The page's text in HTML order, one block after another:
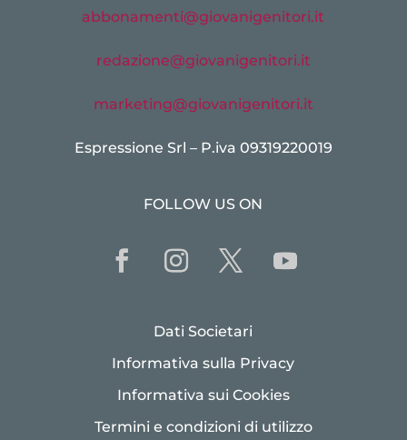
abbonamenti@giovanigenitori.it
redazione@giovanigenitori.it
marketing@giovanigenitori.it
Espressione Srl – P.iva 09319220019
FOLLOW US ON
Dati Societari
Informativa sulla Privacy
Informativa sui Cookies
Termini e condizioni di utilizzo